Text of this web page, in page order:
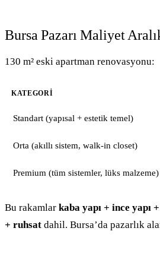
Bursa Pazarı Maliyet
130 m² eski apartman renovasyonu:
KATEGORI
Standart (yapısal + estetik temel)
Orta (akıllı sistem, walk-in closet)
Premium (tüm sistemler, lüks malzeme)
Bu rakamlar kaba yapı + ince yapı
+ ruhsat dahil. Bursa’da pazarlık